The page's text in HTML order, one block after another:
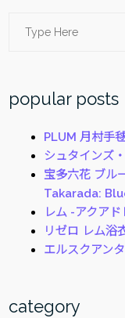
Racing
Miku
2013:
EV
MIRAI
ver.”
Search
popular posts
PLUM 月村手
シュタインズ
宝多六花 ブル
Takarada:
レム -アクア
リゼロ レム浴
エルスクアン
category